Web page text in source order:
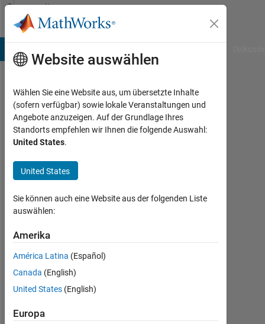
Weiter zum Inhalt
Community
Profile
Anavi
Somani
Last
etwa
3
Jahre
Aktiv
seit
2023
0
Following:
Website auswählen
Wählen Sie eine Website aus, um übersetzte Inhalte
(sofern verfügbar) sowie lokale Veranstaltungen und
Angebote anzuzeigen. Auf der Grundlage Ihres
Standorts empfehlen wir Ihnen die folgende Auswahl:
United States.
United States
Sie können auch eine Website aus der folgenden Liste
auswählen:
Amerika
América Latina (Español)
Canada (English)
United States (English)
Europa